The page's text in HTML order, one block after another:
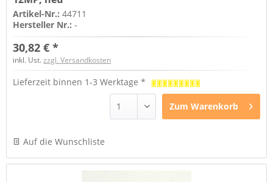
Artikel-Nr.:44711
Hersteller Nr.:-
30,82 € *
inkl. Ust.zzgl. Versandkosten
Lieferzeit binnen 1-3 Werktage *
Zum Warenkorb
Auf die Wunschliste